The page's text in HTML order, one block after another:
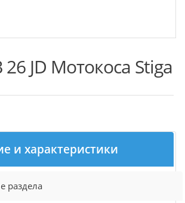
JD Мотокоса Stiga
и характеристики
раздела